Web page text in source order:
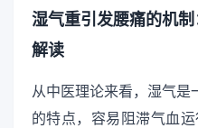
湿气重引发腰痛的机
解读
从中医理论来看，湿气是
的特点，容易阻滞气血